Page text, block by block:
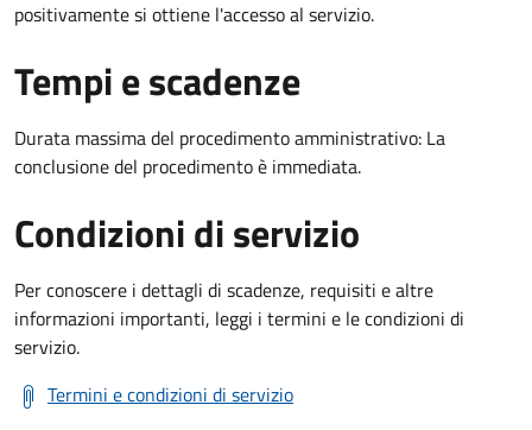
positivamente si ottiene l'accesso al servizio.
Tempi e scadenze
Durata massima del procedimento amministrativo: La
conclusione del procedimento è immediata.
Condizioni di servizio
Per conoscere i dettagli di scadenze, requisiti e altre
informazioni importanti, leggi i termini e le condizioni di
servizio.
Termini e condizioni di servizio